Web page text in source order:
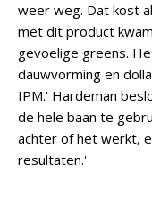
weer weg. Dat kost
met dit product
gevoelige greens.
dauwvorming en
IPM.' Hardeman
de hele baan te
achter of het werkt,
resultaten.'